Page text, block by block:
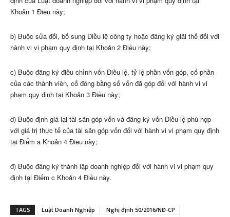
Khoản 1 Điều này;
b) Buộc sửa đổi, bổ sung Điều lệ công ty hoặc đăng ký giải thể đối với
hành vi vi phạm quy định tại Khoản 2 Điều này;
c) Buộc đăng ký điều chỉnh vốn Điều lệ, tỷ lệ phần vốn góp, cổ phần
của các thành viên, cổ đông bằng số vốn đã góp đối với hành vi vi
phạm quy định tại Khoản 3 Điều này;
d) Buộc định giá lại tài sản góp vốn và đăng ký vốn Điều lệ phù hợp
với giá trị thực tế của tài sản góp vốn đối với hành vi vi phạm quy định
tại Điểm a Khoản 4 Điều này;
đ) Buộc đăng ký thành lập doanh nghiệp đối với hành vi vi phạm quy
định tại Điểm c Khoản 4 Điều này.
TAGS Luật Doanh Nghiệp
Nghị định 50/2016/NĐ-CP